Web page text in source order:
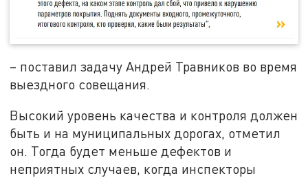
– поставил задачу Андрей Травников во время
выездного совещания.
Высокий уровень качества и контроля должен
быть и на муниципальных дорогах, отметил
он. Тогда будет меньше дефектов и
неприятных случаев, когда инспекторы